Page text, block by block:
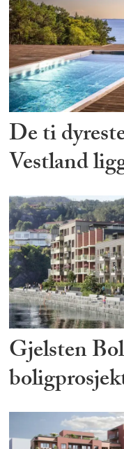
De ti
Vestland
Gjelsten